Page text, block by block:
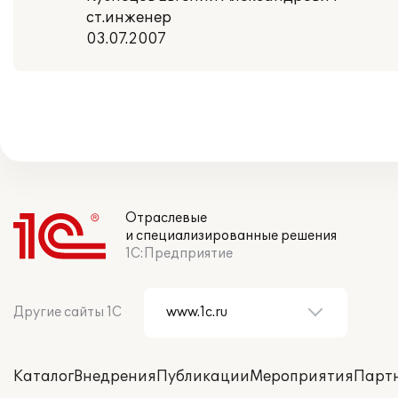
ст.инженер
03.07.2007
Отраслевые
и специализированные решения
1С:Предприятие
Другие сайты 1С
КаталогВнедренияПубликацииМероприятия